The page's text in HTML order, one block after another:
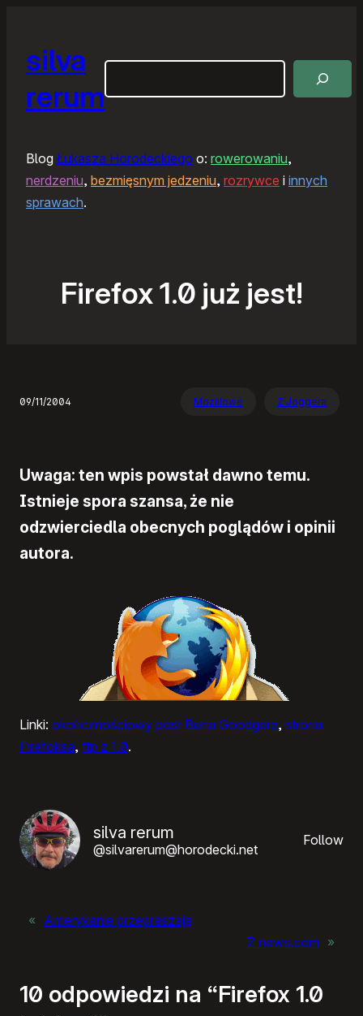
silva
rerum
Blog Łukasza Horodeckiego o: rowerowaniu,
nerdzeniu, bezmięsnym jedzeniu, rozrywce i innych
sprawach.
Firefox 1.0 już jest!
09/11/2004 Mozillowe Z Joggera
Uwaga: ten wpis powstał dawno temu.
Istnieje spora szansa, że nie
odzwierciedla obecnych poglądów i opinii
autora.
Linki: okolicznościowy post Bena Goodgera, strona
Firefoksa, ftp z 1.0.
silva rerum
@silvarerum@horodecki.net
Follow
« Amerykanie przepraszają
Z news.com »
10 odpowiedzi na “Firefox 1.0